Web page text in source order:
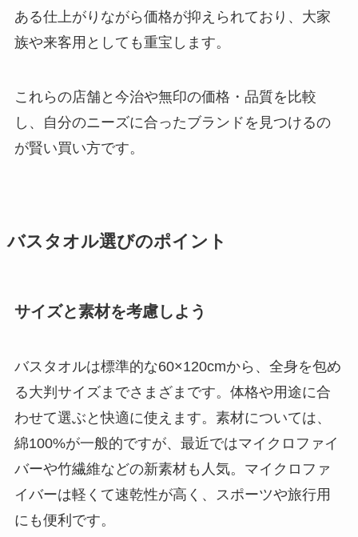
ある仕上がりながら価格が抑えられており、大家
族や来客用としても重宝します。
これらの店舗と今治や無印の価格・品質を比較
し、自分のニーズに合ったブランドを見つけるの
が賢い買い方です。
バスタオル選びのポイント
サイズと素材を考慮しよう
バスタオルは標準的な60×120cmから、全身を包め
る大判サイズまでさまざまです。体格や用途に合
わせて選ぶと快適に使えます。素材については、
綿100%が一般的ですが、最近ではマイクロファイ
バーや竹繊維などの新素材も人気。マイクロファ
イバーは軽くて速乾性が高く、スポーツや旅行用
にも便利です。